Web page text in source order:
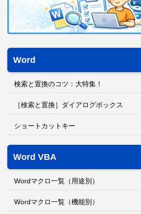
Word
検索と置換のコツ：大特集！
［検索と置換］ダイアログボックス
ショートカットキー
Word VBA
Wordマクロ一覧（用途別）
Wordマクロ一覧（機能別）